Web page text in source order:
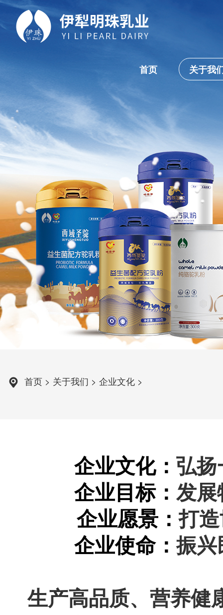
首页 关于我
首页 > 关于我们 > 企业文化 >
企业文化： 弘扬
企业目标： 发展
企业愿景：打
企业使命：振兴
生产高品质、营养健